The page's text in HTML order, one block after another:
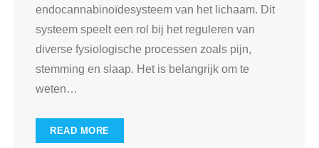
endocannabinoïdesysteem van het lichaam. Dit
systeem speelt een rol bij het reguleren van
diverse fysiologische processen zoals pijn,
stemming en slaap. Het is belangrijk om te
weten…
READ MORE